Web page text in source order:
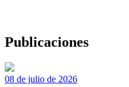
Publicaciones
08 de julio de 2026